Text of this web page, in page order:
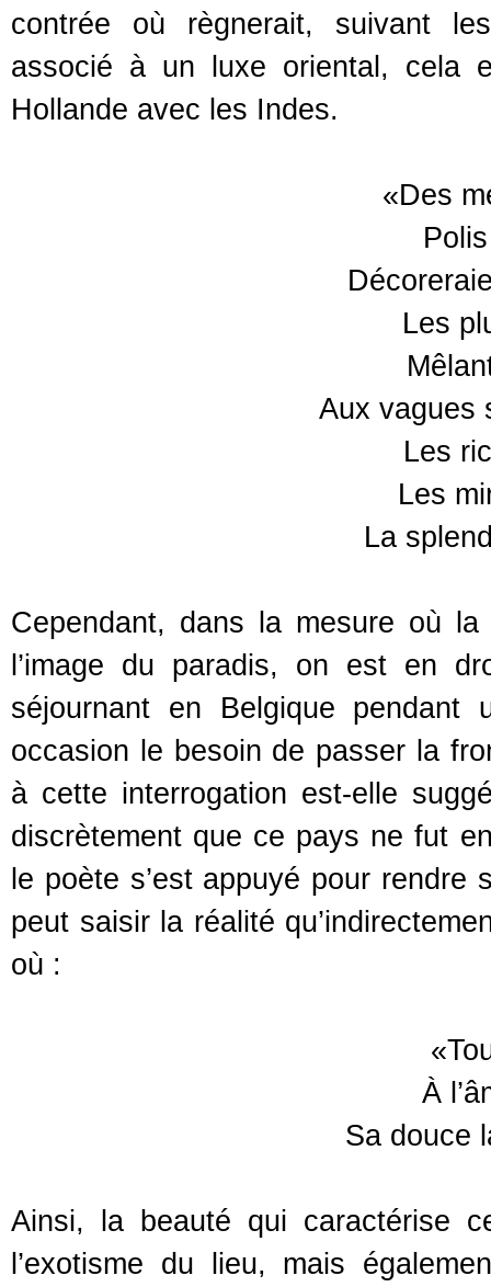
contrée où règnerait, suivant
associé à un luxe oriental, cela
Hollande avec les Indes.
«Des
Les
Aux vagues
Les
Les
La
Cependant, dans la mesure où
l’image du paradis, on est en
séjournant en Belgique pendant
occasion le besoin de passer la
à cette interrogation est-elle
discrètement que ce pays ne fut
le poète s’est appuyé pour rendre
peut saisir la réalité
où :
À
Sa douce
Ainsi, la beauté qui caractérise
l’exotisme du lieu, mais